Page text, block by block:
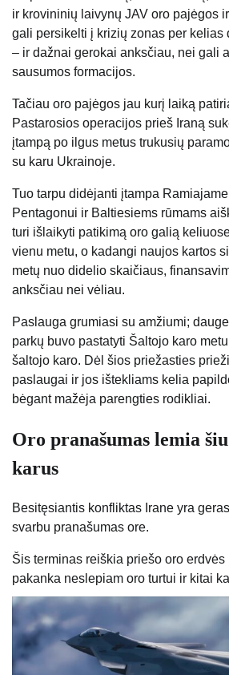
ir krovininių laivynų JAV oro pajėgos
gali persikelti į krizių zonas per kelias
– ir dažnai gerokai anksčiau, nei gali
sausumos formacijos.
Tačiau oro pajėgos jau kurį laiką
Pastarosios operacijos prieš Iraną
įtampą po ilgus metus trukusių
su karu Ukrainoje.
Tuo tarpu didėjanti įtampa
Pentagonui ir Baltiesiems rūmams
turi išlaikyti patikimą oro galią
vienu metu, o kadangi naujos kartos
metų nuo didelio skaičiaus,
anksčiau nei vėliau.
Paslauga grumiasi su amžiumi;
parkų buvo pastatyti Šaltojo karo
šaltojo karo. Dėl šios priežasties
paslaugai ir jos ištekliams kelia
bėgant mažėja parengties rodikliai.
Oro pranašumas lemia
karus
Besitęsiantis konfliktas Irane yra
svarbu pranašumas ore.
Šis terminas reiškia priešo oro
pakanka neslepiam oro turtui ir kitai